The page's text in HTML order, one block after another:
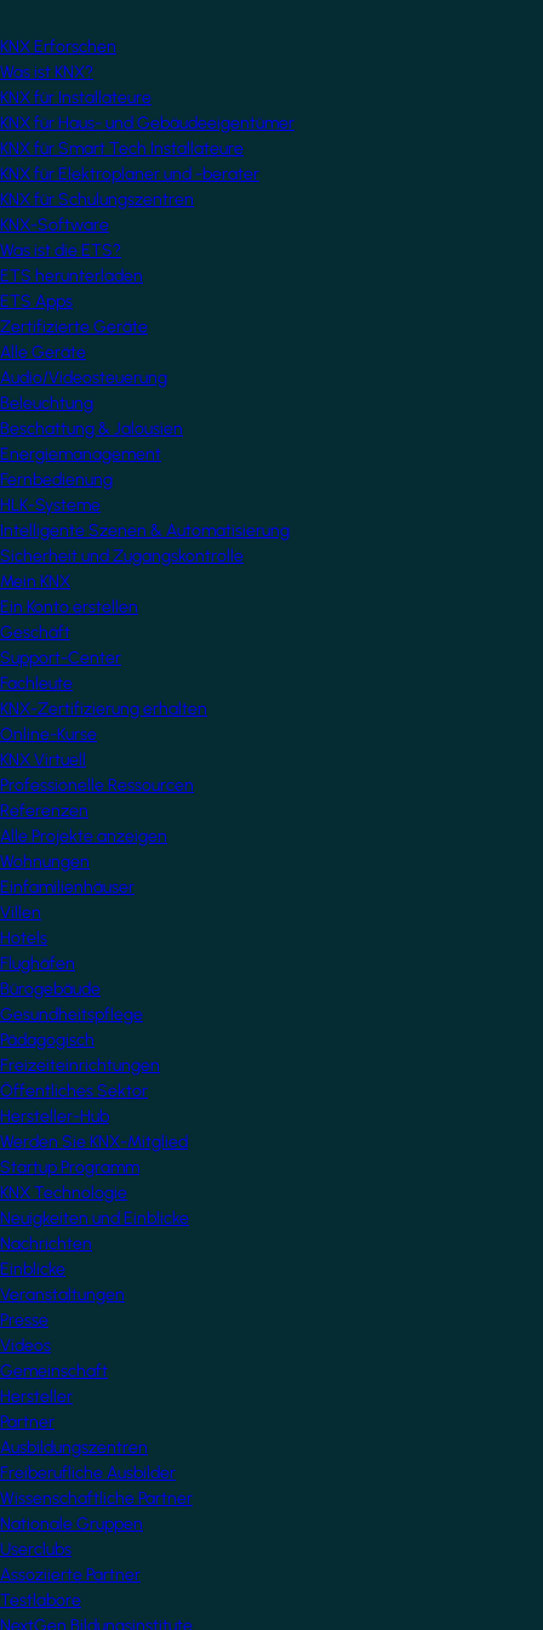
KNX Erforschen
Was ist KNX?
KNX für Installateure
KNX für Haus- und Gebäudeeigentümer
KNX für Smart Tech Installateure
KNX für Elektroplaner und -berater
KNX für Schulungszentren
KNX-Software
Was ist die ETS?
ETS herunterladen
ETS Apps
Zertifizierte Geräte
Alle Geräte
Audio/Videosteuerung
Beleuchtung
Beschattung & Jalousien
Energiemanagement
Fernbedienung
HLK-Systeme
Intelligente Szenen & Automatisierung
Sicherheit und Zugangskontrolle
Mein KNX
Ein Konto erstellen
Geschäft
Support-Center
Fachleute
KNX-Zertifizierung erhalten
Online-Kurse
KNX Virtuell
Professionelle Ressourcen
Referenzen
Alle Projekte anzeigen
Wohnungen
Einfamilienhäuser
Villen
Hotels
Flughäfen
Bürogebäude
Gesundheitspflege
Pädagogisch
Freizeiteinrichtungen
Öffentliches Sektor
Hersteller-Hub
Werden Sie KNX-Mitglied
Startup Programm
KNX Technologie
Neuigkeiten und Einblicke
Nachrichten
Einblicke
Veranstaltungen
Presse
Videos
Gemeinschaft
Hersteller
Partner
Ausbildungszentren
Freiberufliche Ausbilder
Wissenschaftliche Partner
Nationale Gruppen
Userclubs
Assoziierte Partner
Testlabore
NextGen Bildungsinstitute